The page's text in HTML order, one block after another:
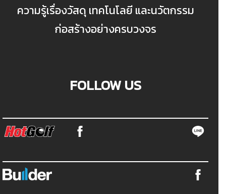
ความรู้เรื่องวัสดุ เทคโนโลยี และนวัตกรรม
ก่อสร้างอย่างครบวงจร
FOLLOW US